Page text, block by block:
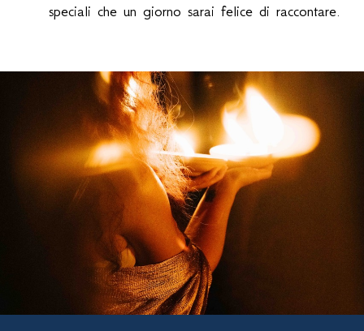
speciali che un giorno sarai felice di raccontare.